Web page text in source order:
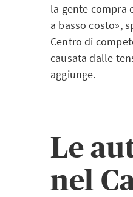
la gente compra
a basso costo»,
Centro di
causata dalle
aggiunge.
Le
nel